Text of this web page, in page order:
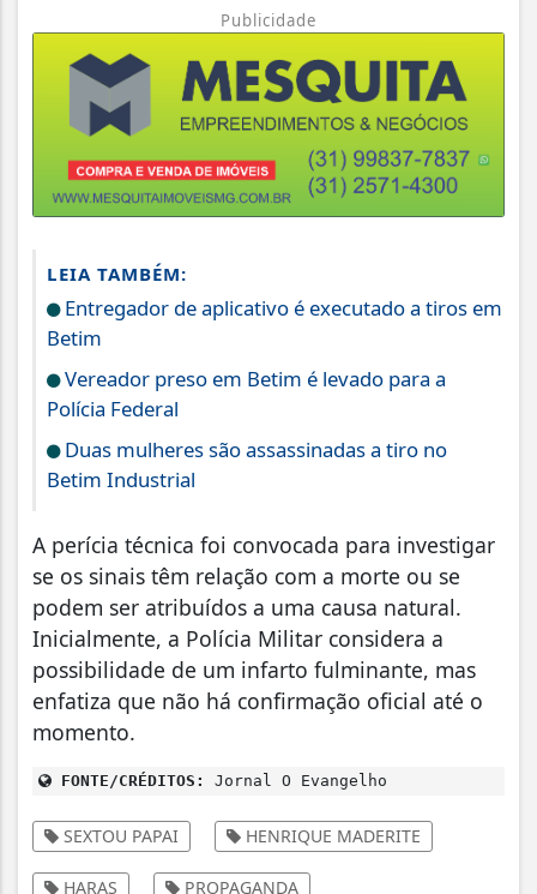
Publicidade
LEIA TAMBÉM:
Entregador de aplicativo é executado a tiros em
Betim
Vereador preso em Betim é levado para a
Polícia Federal
Duas mulheres são assassinadas a tiro no
Betim Industrial
A perícia técnica foi convocada para investigar
se os sinais têm relação com a morte ou se
podem ser atribuídos a uma causa natural.
Inicialmente, a Polícia Militar considera a
possibilidade de um infarto fulminante, mas
enfatiza que não há confirmação oficial até o
momento.
FONTE/CRÉDITOS: Jornal O Evangelho
SEXTOU PAPAI HENRIQUE MADERITE
HARAS PROPAGANDA